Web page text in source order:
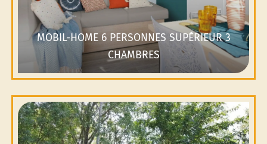
MOBIL-HOME 6 PERSONNES SUPÉRIEUR 3
CHAMBRES